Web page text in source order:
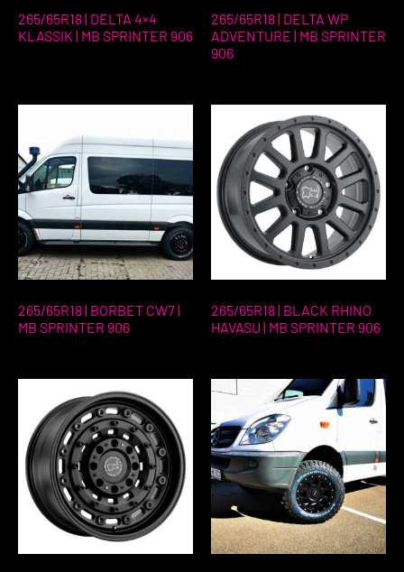
265/65R18 | DELTA 4×4
KLASSIK | MB SPRINTER 906
265/65R18 | DELTA WP
ADVENTURE | MB SPRINTER
906
265/65R18 | BORBET CW7 |
MB SPRINTER 906
265/65R18 | BLACK RHINO
HAVASU | MB SPRINTER 906